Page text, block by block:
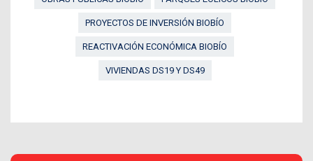
PROYECTOS DE INVERSIÓN BIOBÍO
REACTIVACIÓN ECONÓMICA BIOBÍO
VIVIENDAS DS19 Y DS49